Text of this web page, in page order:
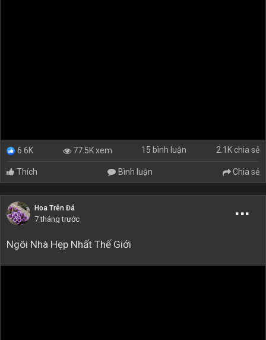
6.6K 77.5K xem 15 bình luận 2.1K chia sẻ
Thích Bình luận Chia sẻ
Hoa Trên Đá
7 tháng trước
Ngôi Nhà Hẹp Nhất Thế Giới